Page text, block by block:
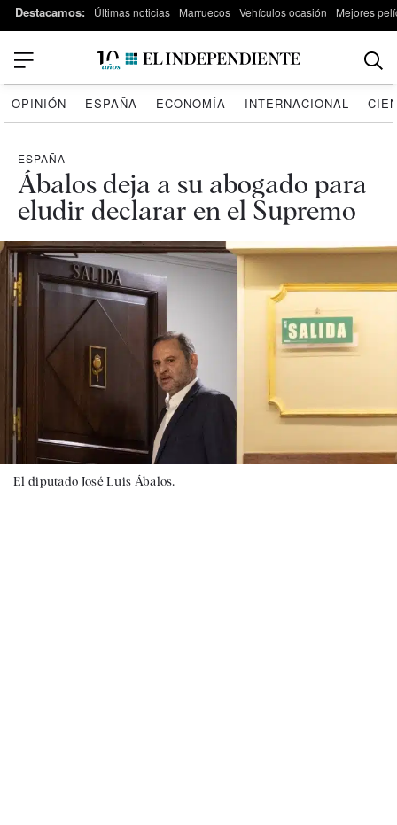
Destacamos: Últimas noticias Marruecos Vehículos ocasión Mejores
OPINIÓN ESPAÑA ECONOMÍA INTERNACIONAL
ESPAÑA
Ábalos deja a su abogado para
eludir declarar en el Supremo
El diputado José Luis Ábalos.